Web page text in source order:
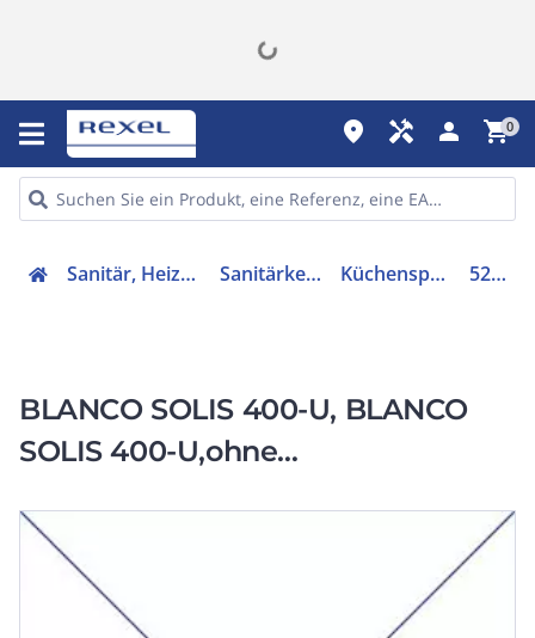
place handyman person shopping_cart0
Sanitär, Heizung, Klima Sanitärkeramiken Küchenspülbecken 526117
BLANCO SOLIS 400-U, BLANCO
SOLIS 400-U,ohne
Bürstfinish,,